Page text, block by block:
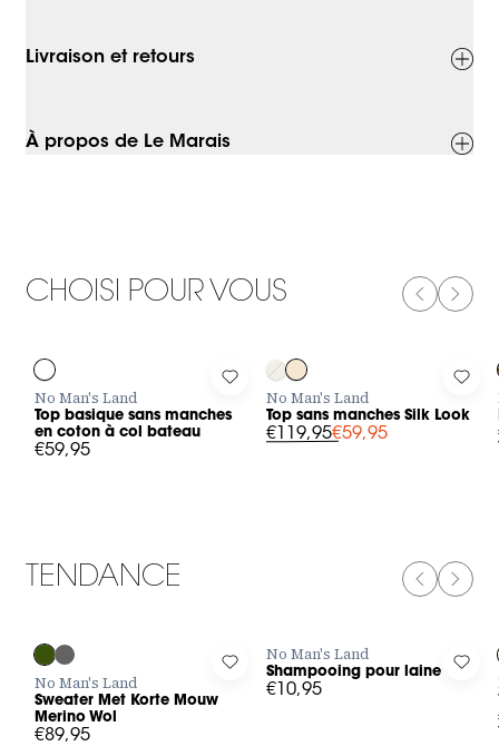
Livraison et retours
À propos de Le Marais
CHOISI POUR VOUS
in to add Top basique sans manches en coton à col
No Man's Land
Top basique sans manches
en coton à col bateau
€59,95
Log in to add Top sans manches
No Man's Land
Top sans manches Silk Look
€119,95€59,95
Log
TENDANCE
in to add Sweater Met Korte Mouw Merino Wol to your
No Man's Land
Sweater Met Korte Mouw
Merino Wol
€89,95
Log in to add Shampooing pour
No Man's Land
Shampooing pour laine
€10,95
Log